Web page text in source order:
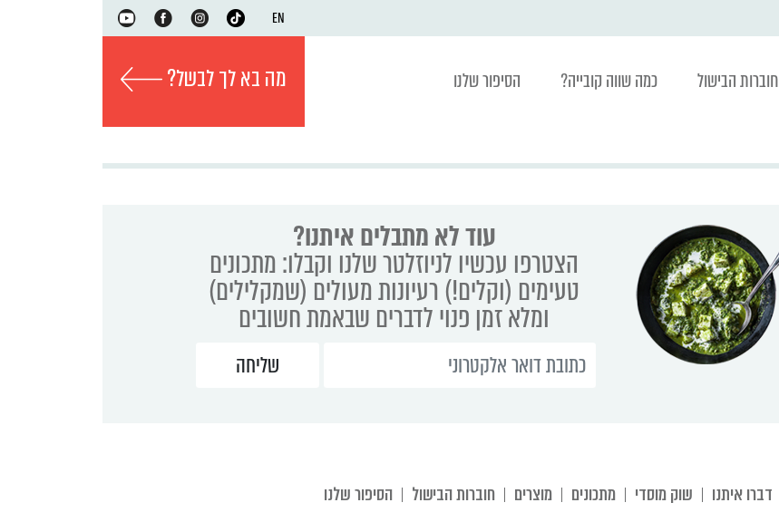
EN
חוברות הבישול כמה שווה קובייה? הסיפור שלנו מה בא לך לבשל?
עוד לא מתבלים איתנו?
הצטרפו עכשיו לניוזלטר שלנו וקבלו: מתכונים
טעימים (וקלים!) רעיונות מעולים (שמקלילים)
ומלא זמן פנוי לדברים שבאמת חשובים
דברו איתנו שוק מוסדי מתכונים מוצרים חוברות הבישול הסיפור שלנו